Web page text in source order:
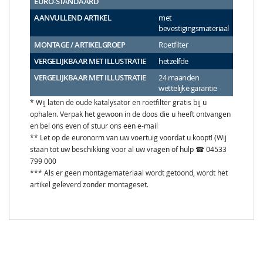
AANVULLEND ARTIKEL
met
bevestigingsmateriaal
MONTAGE / ARTIKELGROEP
Roetfilter
VERGELIJKBAAR MET ILLUSTRATIE
hetzelfde
VERGELIJKBAAR MET ILLUSTRATIE
24 maanden
wettelijke garantie
* Wij laten de oude katalysator en roetfilter gratis bij u
ophalen. Verpak het gewoon in de doos die u heeft ontvangen
en bel ons even of stuur ons een e-mail
** Let op de euronorm van uw voertuig voordat u koopt! (Wij
staan tot uw beschikking voor al uw vragen of hulp ☎ 04533
799 000
*** Als er geen montagemateriaal wordt getoond, wordt het
artikel geleverd zonder montageset.